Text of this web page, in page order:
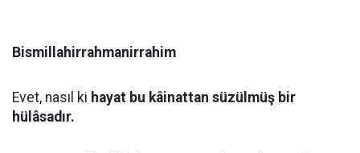
Bismillahirrahmanirrahim
Evet, nasıl ki hayat bu kâinattan süzülmüş bir
hülâsadır.